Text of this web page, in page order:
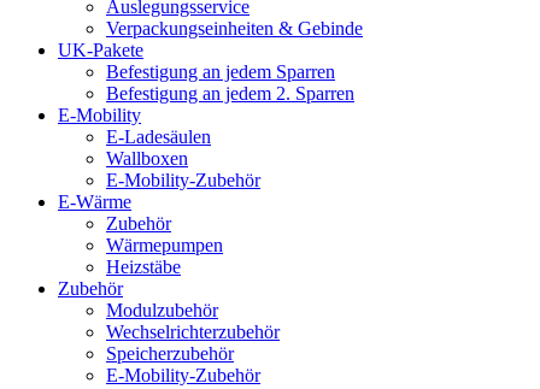
Auslegungsservice
Verpackungseinheiten & Gebinde
UK-Pakete
Befestigung an jedem Sparren
Befestigung an jedem 2. Sparren
E-Mobility
E-Ladesäulen
Wallboxen
E-Mobility-Zubehör
E-Wärme
Zubehör
Wärmepumpen
Heizstäbe
Zubehör
Modulzubehör
Wechselrichterzubehör
Speicherzubehör
E-Mobility-Zubehör